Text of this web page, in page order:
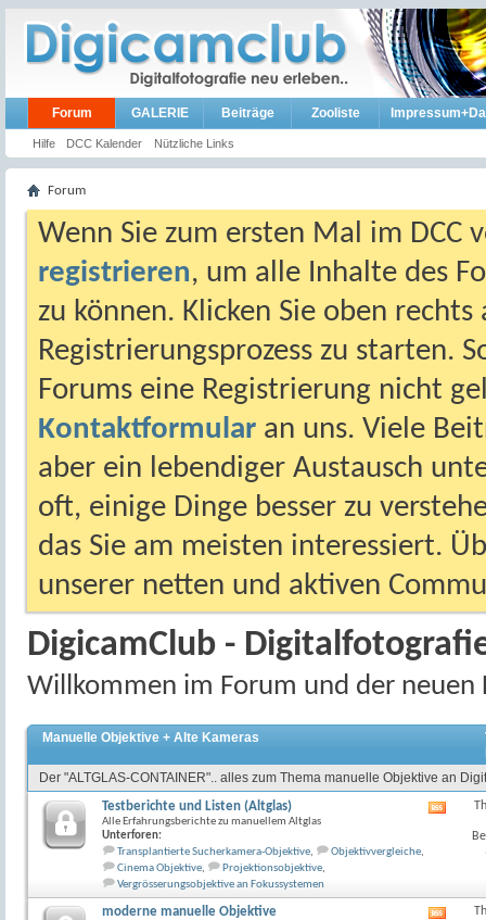
Forum
Hilfe DCC Kalender Nützliche Links
GALERIE Beiträge Zooliste
Forum
Wenn Sie zum ersten Mal im DCC
registrieren, um alle Inhalte des
zu können. Klicken Sie oben
Registrierungsprozess zu starten.
Forums eine Registrierung nicht
Kontaktformular an uns. Viele
aber ein lebendiger Austausch
oft, einige Dinge besser zu
das Sie am meisten interessiert.
unserer netten und aktiven
DigicamClub -
Willkommen im Forum und der neuen
Manuelle Objektive + Alte Kameras
Der "ALTGLAS-CONTAINER".. alles zum Thema manuelle Objektive an
Testberichte und Listen (Altglas)
Alle Erfahrungsberichte zu manuellem Altglas
Unterforen:
Transplantierte Sucherkamera-Objektive, Objektivvergleiche,
Cinema Objektive, Projektionsobjektive,
Vergrösserungsobjektive an Fokussystemen
dieses
moderne manuelle Objektive